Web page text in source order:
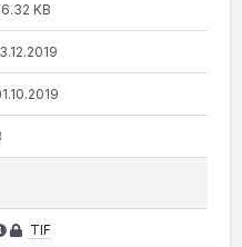
KB
TIF